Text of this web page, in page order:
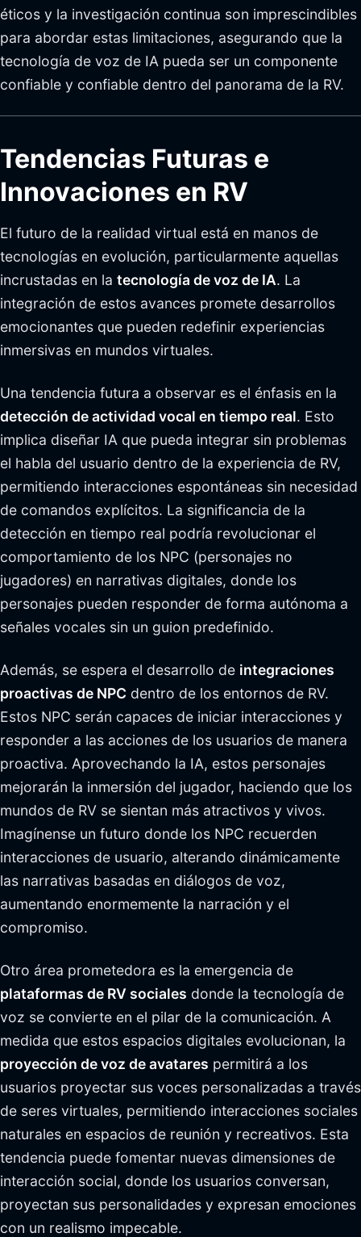
éticos y la investigación continua son imprescindibles
para abordar estas limitaciones, asegurando que la
tecnología de voz de IA pueda ser un componente
confiable y confiable dentro del panorama de la RV.
Tendencias Futuras e
Innovaciones en RV
El futuro de la realidad virtual está en manos de
tecnologías en evolución, particularmente aquellas
incrustadas en la tecnología de voz de IA. La
integración de estos avances promete desarrollos
emocionantes que pueden redefinir experiencias
inmersivas en mundos virtuales.
Una tendencia futura a observar es el énfasis en la
detección de actividad vocal en tiempo real. Esto
implica diseñar IA que pueda integrar sin problemas
el habla del usuario dentro de la experiencia de RV,
permitiendo interacciones espontáneas sin necesidad
de comandos explícitos. La significancia de la
detección en tiempo real podría revolucionar el
comportamiento de los NPC (personajes no
jugadores) en narrativas digitales, donde los
personajes pueden responder de forma autónoma a
señales vocales sin un guion predefinido.
Además, se espera el desarrollo de integraciones
proactivas de NPC dentro de los entornos de RV.
Estos NPC serán capaces de iniciar interacciones y
responder a las acciones de los usuarios de manera
proactiva. Aprovechando la IA, estos personajes
mejorarán la inmersión del jugador, haciendo que los
mundos de RV se sientan más atractivos y vivos.
Imagínense un futuro donde los NPC recuerden
interacciones de usuario, alterando dinámicamente
las narrativas basadas en diálogos de voz,
aumentando enormemente la narración y el
compromiso.
Otro área prometedora es la emergencia de
plataformas de RV sociales donde la tecnología de
voz se convierte en el pilar de la comunicación. A
medida que estos espacios digitales evolucionan, la
proyección de voz de avatares permitirá a los
usuarios proyectar sus voces personalizadas a través
de seres virtuales, permitiendo interacciones sociales
naturales en espacios de reunión y recreativos. Esta
tendencia puede fomentar nuevas dimensiones de
interacción social, donde los usuarios conversan,
proyectan sus personalidades y expresan emociones
con un realismo impecable.